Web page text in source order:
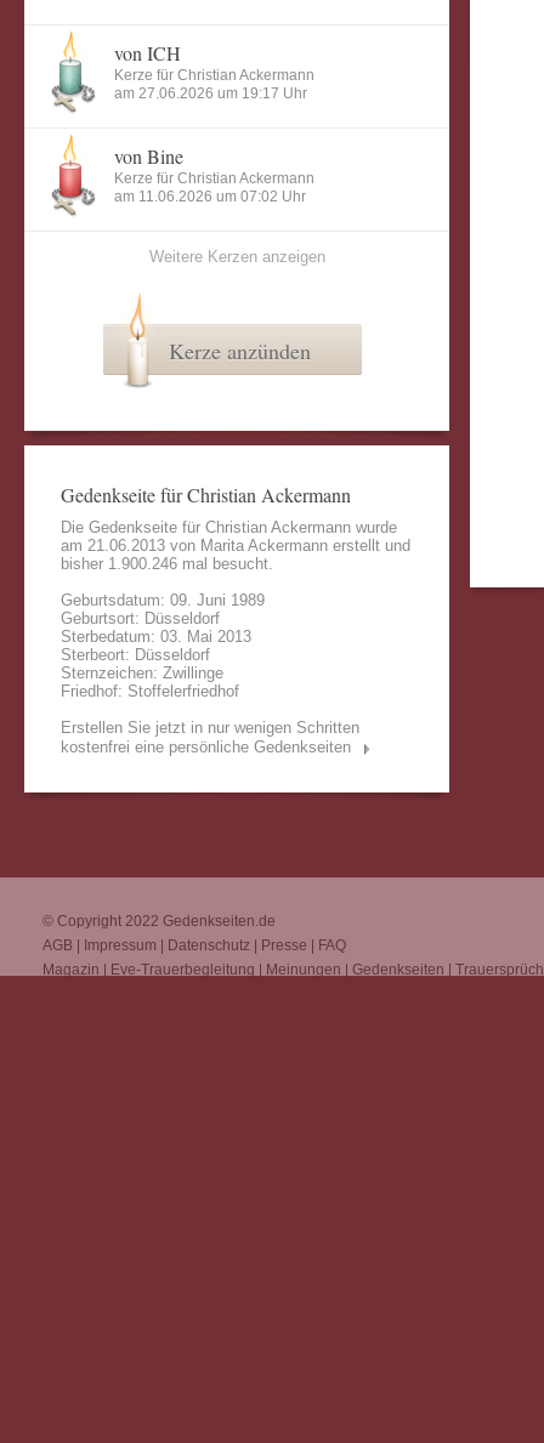
von ICH
Kerze für Christian Ackermann
am 27.06.2026 um 19:17 Uhr
von Bine
Kerze für Christian Ackermann
am 11.06.2026 um 07:02 Uhr
Weitere Kerzen anzeigen
Kerze anzünden
Gedenkseite für Christian Ackermann
Die Gedenkseite für Christian Ackermann wurde
am 21.06.2013 von Marita Ackermann erstellt und
bisher 1.900.246 mal besucht.
Geburtsdatum: 09. Juni 1989
Geburtsort: Düsseldorf
Sterbedatum: 03. Mai 2013
Sterbeort: Düsseldorf
Sternzeichen: Zwillinge
Friedhof: Stoffelerfriedhof
Erstellen Sie jetzt in nur wenigen Schritten
kostenfrei eine persönliche Gedenkseiten
© Copyright 2022 Gedenkseiten.de
AGB
Impressum Datenschutz Presse
FAQ
Magazin
Eve-Trauerbegleitung Meinungen Gedenkseiten